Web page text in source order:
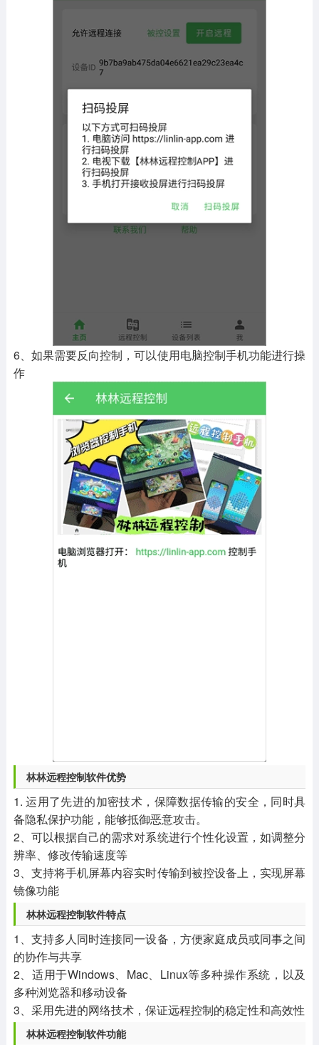
6、如果需要反向控制，可以使用电脑控制手机功能进行操
作
林林远程控制软件优势
1. 运用了先进的加密技术，保障数据传输的安全，同时具
备隐私保护功能，能够抵御恶意攻击。
2、可以根据自己的需求对系统进行个性化设置，如调整分
辨率、修改传输速度等
3、支持将手机屏幕内容实时传输到被控设备上，实现屏幕
镜像功能
林林远程控制软件特点
1、支持多人同时连接同一设备，方便家庭成员或同事之间
的协作与共享
2、适用于Windows、Mac、Linux等多种操作系统，以及
多种浏览器和移动设备
3、采用先进的网络技术，保证远程控制的稳定性和高效性
林林远程控制软件功能